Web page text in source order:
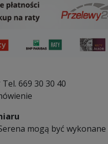
669 30 30 40
mogą być wykonane